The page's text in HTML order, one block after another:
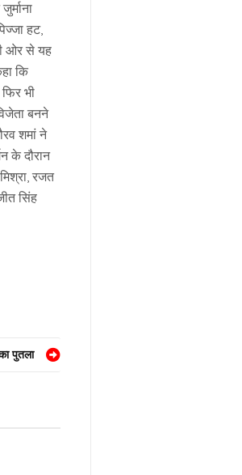
हट,
ओर से यह
कि
भी
बनने
शमां ने
के दौरान
रजत
सिंह
पुतला